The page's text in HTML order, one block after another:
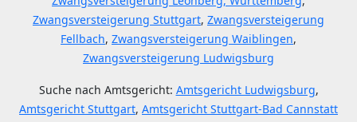
Zwangsversteigerung Stuttgart, Zwangsversteigerung
Fellbach, Zwangsversteigerung Waiblingen,
Zwangsversteigerung Ludwigsburg
Suche nach Amtsgericht: Amtsgericht Ludwigsburg,
Amtsgericht Stuttgart, Amtsgericht Stuttgart-Bad Cannstatt